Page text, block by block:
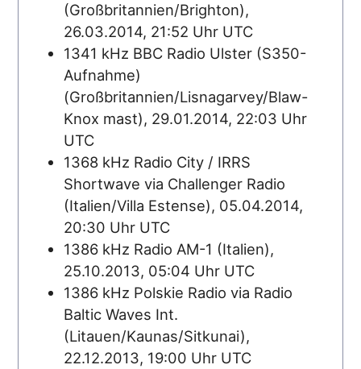
(Großbritannien/Brighton),
26.03.2014, 21:52 Uhr UTC
1341 kHz BBC Radio Ulster (S350-
Aufnahme)
(Großbritannien/Lisnagarvey/Blaw-
Knox mast), 29.01.2014, 22:03 Uhr
UTC
1368 kHz Radio City / IRRS
Shortwave via Challenger Radio
(Italien/Villa Estense), 05.04.2014,
20:30 Uhr UTC
1386 kHz Radio AM-1 (Italien),
25.10.2013, 05:04 Uhr UTC
1386 kHz Polskie Radio via Radio
Baltic Waves Int.
(Litauen/Kaunas/Sitkunai),
22.12.2013, 19:00 Uhr UTC